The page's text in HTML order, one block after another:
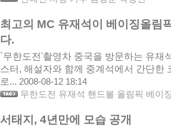
최고의 MC 유재석이 베이징올림
다.
`무한도전'촬영차 중국을 방문하는 유재
스터, 해설자와 함께 중계석에서 간단한
로... 2008-08-12 18:14
무한도전 유재석 핸드볼 올림픽 베이
서태지, 4년만에 모습 공개